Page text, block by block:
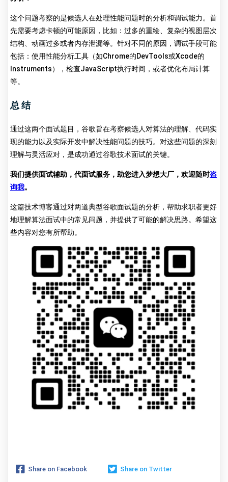
这个问题考察的是候选人在处理性能问题时的分析和调试能力。首
先需要考虑卡顿的可能原因，比如：过多的重绘、复杂的视图层次
结构、动画过多或者内存泄漏等。针对不同的原因，调试手段可能
包括：使用性能分析工具（如Chrome的DevTools或Xcode的
Instruments），检查JavaScript执行时间，或者优化布局计算
等。
总结
通过这两个面试题目，谷歌旨在考察候选人对算法的理解、代码实
现的能力以及实际开发中解决性能问题的技巧。对这些问题的深刻
理解与灵活应对，是成功通过谷歌技术面试的关键。
我们提供面试辅助，代面试服务，助您进入梦想大厂，欢迎随时咨
询我。
这篇技术博客通过对两道典型谷歌面试题的分析，帮助求职者更好
地理解算法面试中的常见问题，并提供了可能的解决思路。希望这
些内容对您有所帮助。
Share on Facebook Share on Twitter